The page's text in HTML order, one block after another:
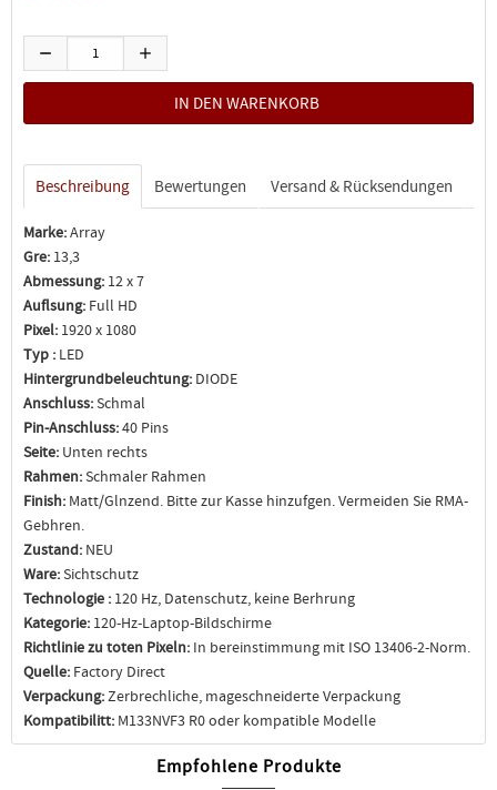
Beschreibung Bewertungen Versand & Rücksendungen
Marke:Array
Gre: 13,3
Abmessung: 12 x 7
Auflsung: Full HD
Pixel: 1920 x 1080
Typ : LED
Hintergrundbeleuchtung: DIODE
Anschluss:Schmal
Pin-Anschluss:40 Pins
Seite: Unten rechts
Rahmen:Schmaler Rahmen
Finish: Matt/Glnzend. Bitte zur Kasse hinzufgen. Vermeiden Sie RMA-
Gebhren.
Zustand: NEU
Ware:Sichtschutz
Technologie : 120 Hz, Datenschutz, keine Berhrung
Kategorie: 120-Hz-Laptop-Bildschirme
Richtlinie zu toten Pixeln: In bereinstimmung mit ISO 13406-2-Norm.
Quelle: Factory Direct
Verpackung:Zerbrechliche, mageschneiderte Verpackung
Kompatibilitt: M133NVF3 R0 oder kompatible Modelle
Empfohlene Produkte